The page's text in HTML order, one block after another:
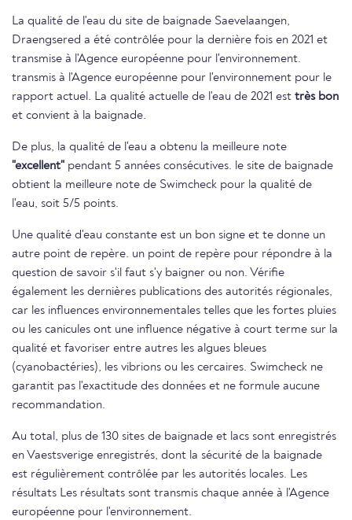
La qualité de l'eau du site de baignade Saevelaangen,
Draengsered a été contrôlée pour la dernière fois en 2021 et
transmise à l'Agence européenne pour l'environnement.
transmis à l'Agence européenne pour l'environnement pour le
rapport actuel. La qualité actuelle de l'eau de 2021 est très bon
et convient à la baignade.
De plus, la qualité de l'eau a obtenu la meilleure note
"excellent" pendant 5 années consécutives. le site de baignade
obtient la meilleure note de Swimcheck pour la qualité de
l'eau, soit 5/5 points.
Une qualité d'eau constante est un bon signe et te donne un
autre point de repère. un point de repère pour répondre à la
question de savoir s'il faut s'y baigner ou non. Vérifie
également les dernières publications des autorités régionales,
car les influences environnementales telles que les fortes pluies
ou les canicules ont une influence négative à court terme sur la
qualité et favoriser entre autres les algues bleues
(cyanobactéries), les vibrions ou les cercaires. Swimcheck ne
garantit pas l'exactitude des données et ne formule aucune
recommandation.
Au total, plus de 130 sites de baignade et lacs sont enregistrés
en Vaestsverige enregistrés, dont la sécurité de la baignade
est régulièrement contrôlée par les autorités locales. Les
résultats Les résultats sont transmis chaque année à l'Agence
européenne pour l'environnement.